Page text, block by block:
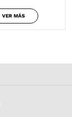
VER MÁS